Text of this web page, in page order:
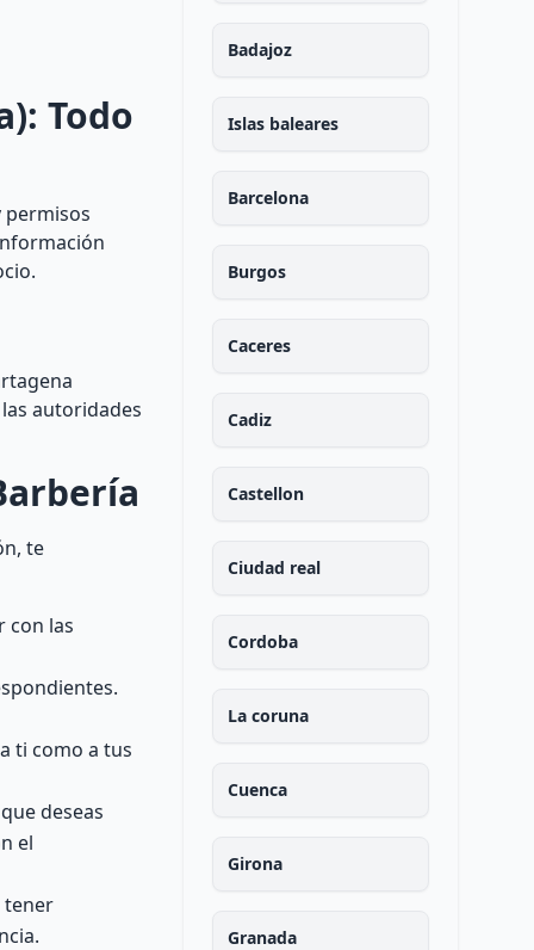
Todo
permisos
autoridades
te
con las
ti como a tus
deseas
el
tener
Badajoz
Islas baleares
Barcelona
Burgos
Caceres
Cadiz
Castellon
Ciudad real
Cordoba
La coruna
Cuenca
Girona
Granada